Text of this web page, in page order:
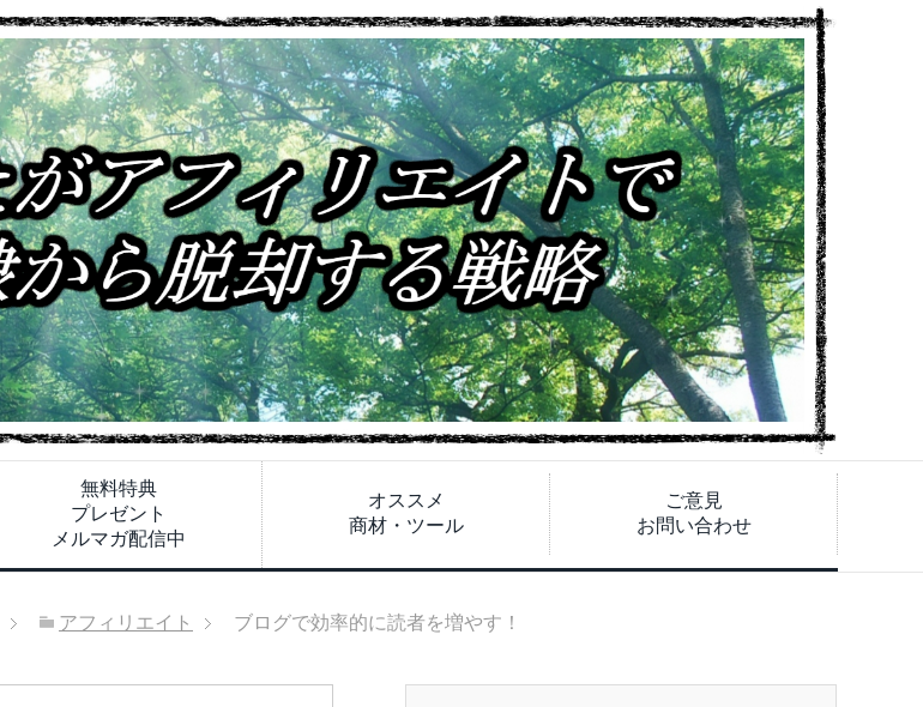
無料特典
プレゼント
メルマガ配信中
オススメ
商材・ツール
ご意見
お問い合わせ
アフィリエイト ブログで効率的に読者を増やす！